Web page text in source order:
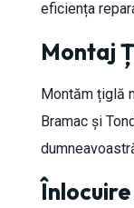
eficiența
Montaj
Montăm țiglă
Bramac și